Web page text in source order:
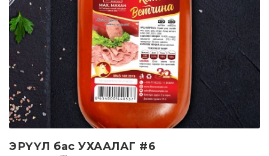
ЭРҮҮЛ бас УХААЛАГ #6